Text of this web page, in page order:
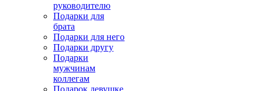
руководителю
Подарки для
брата
Подарки для него
Подарки другу
Подарки
мужчинам
коллегам
Подарок девушке